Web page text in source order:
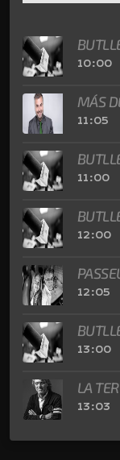
10:00
MÁS
11:05
11:00
12:00
12:05
13:00
LA
13:03